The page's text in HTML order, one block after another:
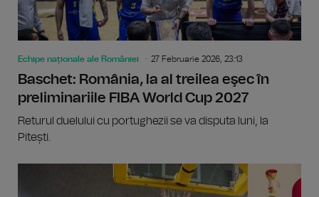
Echipe naționale ale României 27 Februarie 2026, 23:13
Baschet: România, la al treilea eşec în
preliminariile FIBA World Cup 2027
Returul duelului cu portughezii se va disputa luni, la
Pitești.